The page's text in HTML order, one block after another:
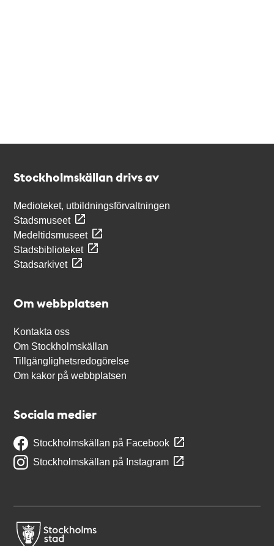
Stockholmskällan drivs av
Medioteket, utbildningsförvaltningen
Stadsmuseet
Medeltidsmuseet
Stadsbiblioteket
Stadsarkivet
Om webbplatsen
Kontakta oss
Om Stockholmskällan
Tillgänglighetsredogörelse
Om kakor på webbplatsen
Sociala medier
Stockholmskällan på Facebook
Stockholmskällan på Instagram